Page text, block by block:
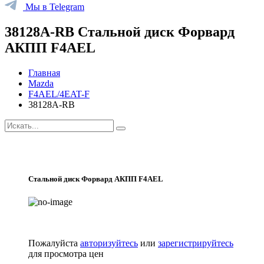
Мы в Telegram
38128A-RB Стальной диск Форвард
АКПП F4AEL
Главная
Mazda
F4AEL/4EAT-F
38128A-RB
Стальной диск Форвард АКПП F4AEL
Пожалуйста авторизуйтесь или зарегистрируйтесь
для просмотра цен